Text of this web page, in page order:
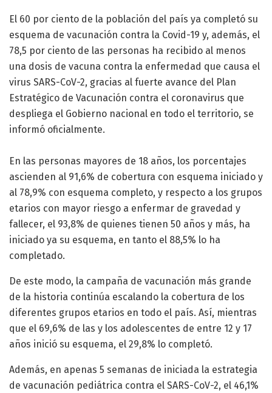
El 60 por ciento de la población del país ya completó su
esquema de vacunación contra la Covid-19 y, además, el
78,5 por ciento de las personas ha recibido al menos
una dosis de vacuna contra la enfermedad que causa el
virus SARS-CoV-2, gracias al fuerte avance del Plan
Estratégico de Vacunación contra el coronavirus que
despliega el Gobierno nacional en todo el territorio, se
informó oficialmente.
En las personas mayores de 18 años, los porcentajes
ascienden al 91,6% de cobertura con esquema iniciado y
al 78,9% con esquema completo, y respecto a los grupos
etarios con mayor riesgo a enfermar de gravedad y
fallecer, el 93,8% de quienes tienen 50 años y más, ha
iniciado ya su esquema, en tanto el 88,5% lo ha
completado.
De este modo, la campaña de vacunación más grande
de la historia continúa escalando la cobertura de los
diferentes grupos etarios en todo el país. Así, mientras
que el 69,6% de las y los adolescentes de entre 12 y 17
años inició su esquema, el 29,8% lo completó.
Además, en apenas 5 semanas de iniciada la estrategia
de vacunación pediátrica contra el SARS-CoV-2, el 46,1%